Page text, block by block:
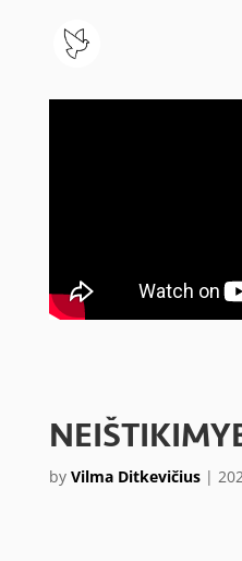
by Vilma Ditkevičius|